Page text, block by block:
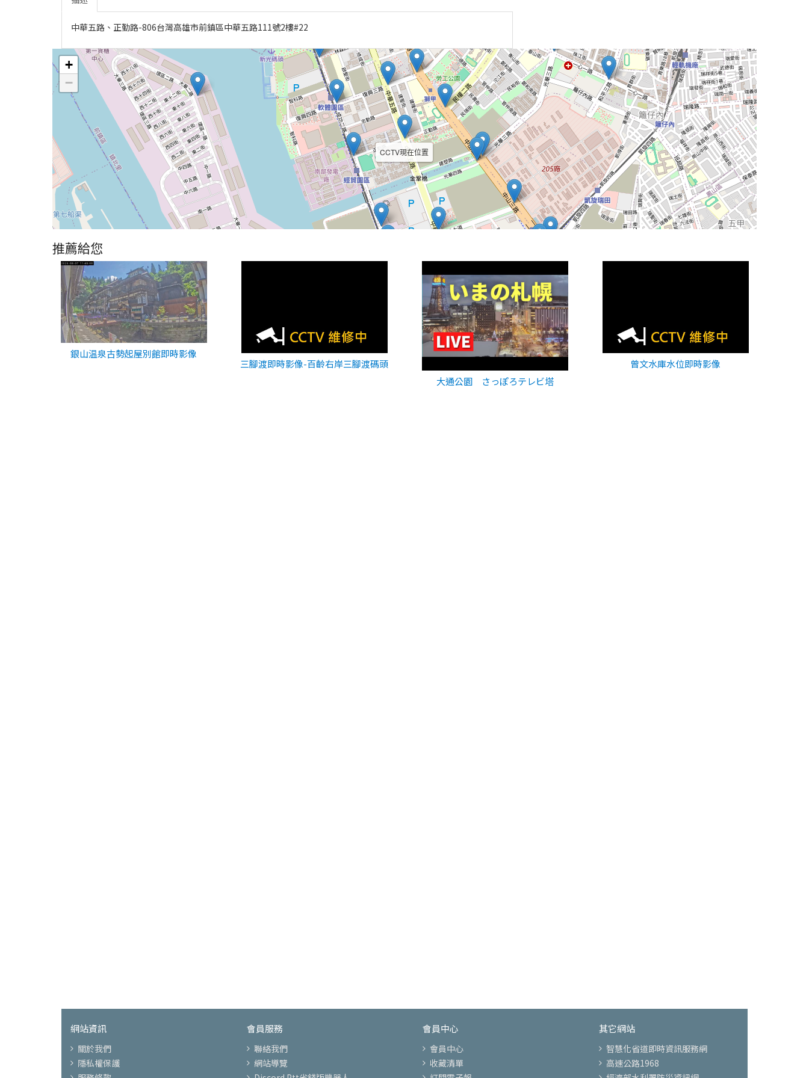
中華五路、正勤路-806台灣高雄市前鎮區中華五路111號2樓#22
CCTV現在位置
+
−
推薦給您
銀山温泉古勢起屋別館即時影像
三腳渡即時影像-百齡右岸三腳渡碼頭
大通公園 さっぽろテレビ塔
曾文水庫水位即時影像
網站資訊
關於我們
隱私權保護
會員服務
聯絡我們
網站導覽
會員中心
會員中心
收藏清單
其它網站
智慧化省道即時資訊服務網
高速公路1968